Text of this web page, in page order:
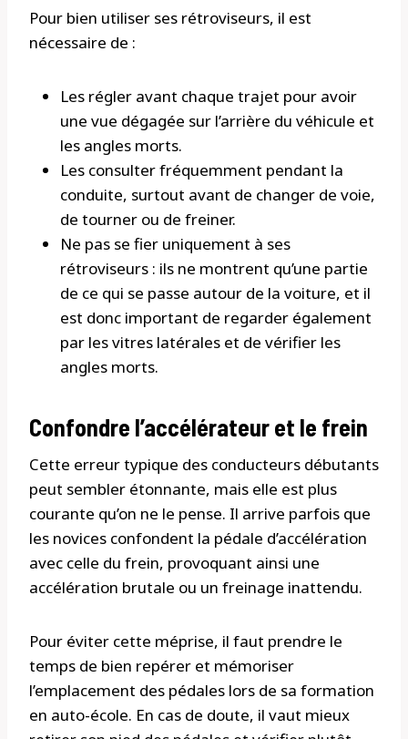
Pour bien utiliser ses rétroviseurs, il est
nécessaire de :
Les régler avant chaque trajet pour avoir
une vue dégagée sur l’arrière du véhicule et
les angles morts.
Les consulter fréquemment pendant la
conduite, surtout avant de changer de voie,
de tourner ou de freiner.
Ne pas se fier uniquement à ses
rétroviseurs : ils ne montrent qu’une partie
de ce qui se passe autour de la voiture, et il
est donc important de regarder également
par les vitres latérales et de vérifier les
angles morts.
Confondre l’accélérateur et le frein
Cette erreur typique des conducteurs débutants
peut sembler étonnante, mais elle est plus
courante qu’on ne le pense. Il arrive parfois que
les novices confondent la pédale d’accélération
avec celle du frein, provoquant ainsi une
accélération brutale ou un freinage inattendu.
Pour éviter cette méprise, il faut prendre le
temps de bien repérer et mémoriser
l’emplacement des pédales lors de sa formation
en auto-école. En cas de doute, il vaut mieux